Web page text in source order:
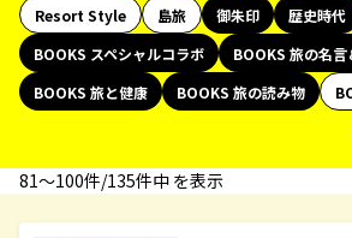
Resort Style
島旅 御朱印 歴史時代
BOOKS スペシャルコラボ
BOOKS 旅の名言
BOOKS 旅と健康
BOOKS 旅の読み物
81〜100件/135件中 を表示